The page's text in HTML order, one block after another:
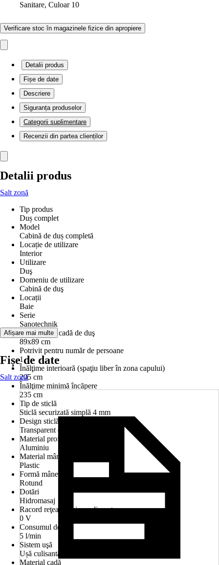
Sanitare, Culoar 10
Verificare stoc în magazinele fizice din apropiere
Detalii produs
Fișe de date
Descriere
Siguranța produselor
Categorii suplimentare
Recenzii din partea clienților
Detalii produs
Salt zonă
Tip produs
Duș complet
Model
Cabină de duș completă
Locație de utilizare
Interior
Utilizare
Duş
Domeniu de utilizare
Cabină de duş
Locații
Baie
Serie
Sanotechnik
Dimensiune cadă de duş
89x89 cm
Potrivit pentru număr de persoane
1
Înălţime interioară (spaţiu liber în zona capului)
205 cm
Înălţime minimă încăpere
235 cm
Tip de sticlă
Sticlă securizată simplă 4 mm
Design sticlă
Transparent deschis
Material profil
Aluminiu
Material mâner
Plastic
Formă mâner
Rotund
Dotări
Hidromasaj
Racord reţea/Tensiune alimentare
0 V
Consumul de apă
5 l/min
Sistem uşă
Ușă culisantă/Ușă glisantă
Material cadă
Afișare mai multe
Fișe de date
Salt zonă